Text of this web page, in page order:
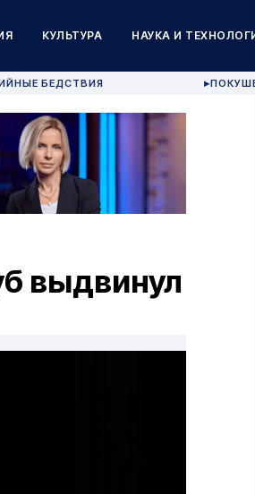
КУЛЬТУРА НАУКА И
БЕДСТВИЯ ▶
выдвинул